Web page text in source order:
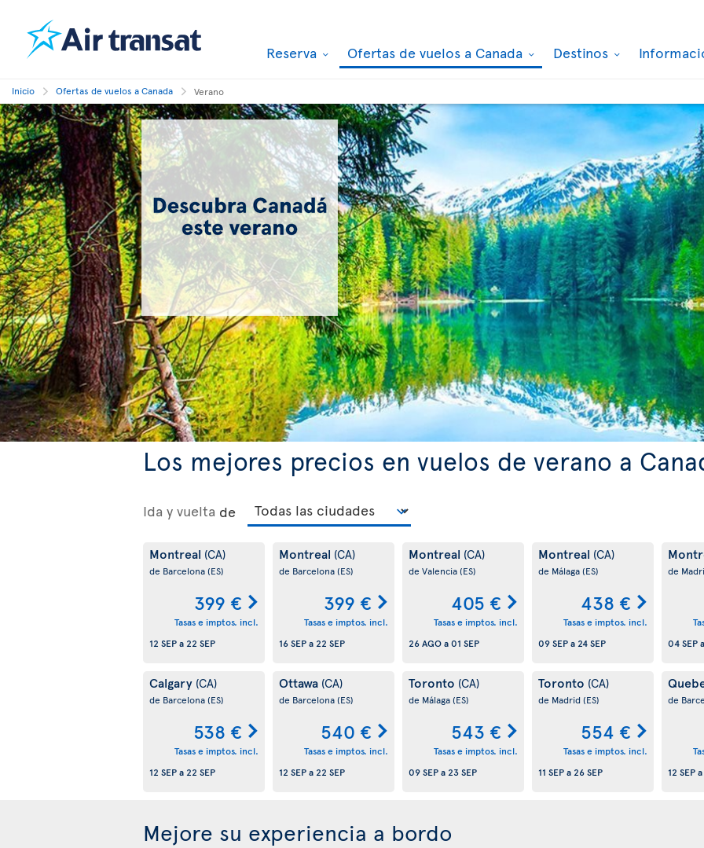
Reserva Ofertas de vuelos a Canada Destinos
Inicio Ofertas de vuelos a Canada Verano
Los mejores precios en vuelos de verano a
Ida y vuelta de
Montreal (CA)
de Barcelona(ES)
399 €
Tasas e imptos. incl.
12 SEPa22 SEP
Montreal (CA)
de Barcelona(ES)
399 €
Tasas e imptos. incl.
16 SEPa22 SEP
Montreal (CA)
de Valencia(ES)
405 €
Tasas e imptos. incl.
26 AGOa01 SEP
Montreal (CA)
de Málaga(ES)
438 €
Tasas e imptos. incl.
09 SEPa24 SEP
de
04 SEP
Calgary (CA)
de Barcelona(ES)
538 €
Tasas e imptos. incl.
12 SEPa22 SEP
Ottawa (CA)
de Barcelona(ES)
540 €
Tasas e imptos. incl.
12 SEPa22 SEP
Toronto (CA)
de Málaga(ES)
543 €
Tasas e imptos. incl.
09 SEPa23 SEP
Toronto (CA)
de Madrid(ES)
554 €
Tasas e imptos. incl.
11 SEPa26 SEP
de
12 SEPa
Mejore su experiencia a bordo